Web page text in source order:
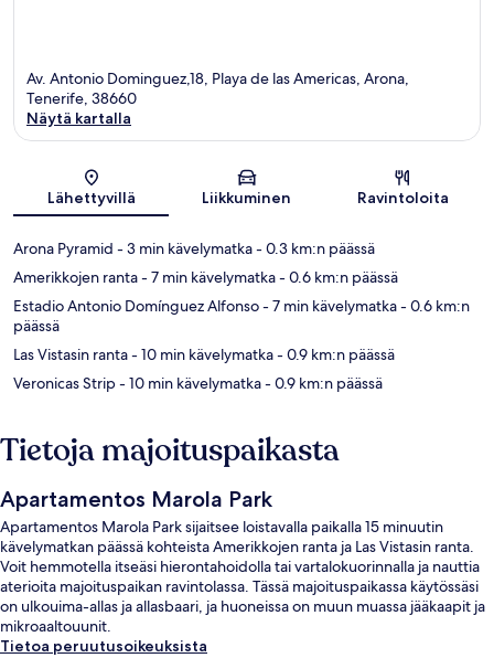
Av. Antonio Dominguez,18, Playa de las Americas, Arona,
Tenerife, 38660
Näytä kartalla
Lähettyvillä Liikkuminen Ravintoloita
Arona Pyramid - 3 min kävelymatka- 0.3 km:n päässä
Amerikkojen ranta- 7 min kävelymatka- 0.6 km:n päässä
Estadio Antonio Domínguez Alfonso- 7 min kävelymatka- 0.6 km:n
päässä
Las Vistasin ranta- 10 min kävelymatka- 0.9 km:n päässä
Veronicas Strip- 10 min kävelymatka- 0.9 km:n päässä
Tietoja majoituspaikasta
Apartamentos Marola Park
Apartamentos Marola Park sijaitsee loistavalla paikalla 15 minuutin
kävelymatkan päässä kohteista Amerikkojen ranta ja Las Vistasin ranta.
Voit hemmotella itseäsi hierontahoidolla tai vartalokuorinnalla ja nauttia
aterioita majoituspaikan ravintolassa. Tässä majoituspaikassa käytössäsi
on ulkouima-allas ja allasbaari, ja huoneissa on muun muassa jääkaapit ja
mikroaaltouunit.
Tietoa peruutusoikeuksista